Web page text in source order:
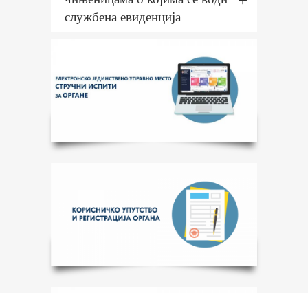
службена евиденција